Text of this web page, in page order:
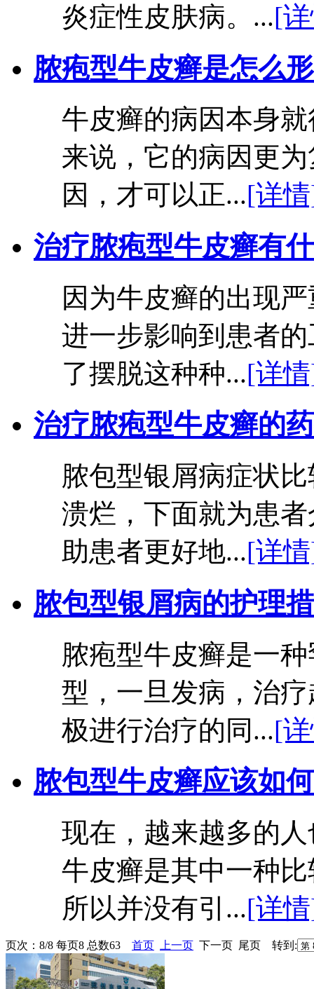
炎症性皮肤病。...[
脓疱型牛皮癣是怎么
牛皮癣的病因本身
来说，它的病因更
因，才可以正...[详
治疗脓疱型牛皮癣有
因为牛皮癣的出现
进一步影响到患者
了摆脱这种种...[详
治疗脓疱型牛皮癣的
脓包型银屑病症状
溃烂，下面就为患
助患者更好地...[详
脓包型银屑病的护理
脓疱型牛皮癣是一
型，一旦发病，治
极进行治疗的同...[
脓包型牛皮癣应该如
现在，越来越多的
牛皮癣是其中一种
所以并没有引...[详
页次：8/8 每页8 总数63 首页 上一页 下一页 尾页 转到: